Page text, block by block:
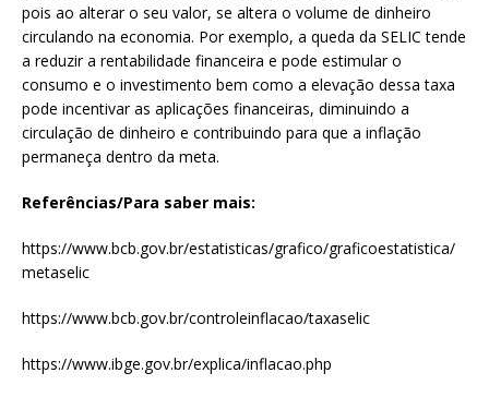
pois ao alterar o seu valor, se altera o volume de dinheiro
circulando na economia. Por exemplo, a queda da SELIC tende
a reduzir a rentabilidade financeira e pode estimular o
consumo e o investimento bem como a elevação dessa taxa
pode incentivar as aplicações financeiras, diminuindo a
circulação de dinheiro e contribuindo para que a inflação
permaneça dentro da meta.
Referências/Para saber mais:
https://www.bcb.gov.br/estatisticas/grafico/graficoestatistica/
metaselic
https://www.bcb.gov.br/controleinflacao/taxaselic
https://www.ibge.gov.br/explica/inflacao.php